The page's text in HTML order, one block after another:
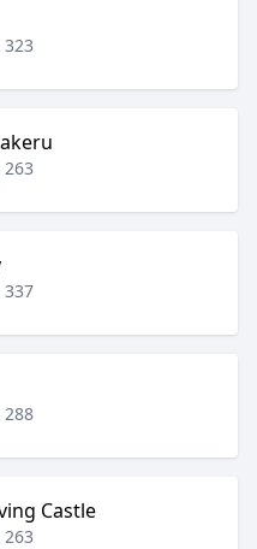
323
263
337
288
Castle
263